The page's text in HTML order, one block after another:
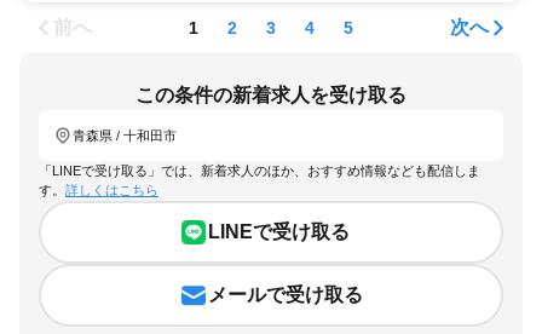
前へ 1 2 3 4 5 次へ
この条件の新着求人を受け取る
青森県 / 十和田市
「LINEで受け取る」では、新着求人のほか、おすすめ情報なども配信しま
す。 詳しくはこちら
LINEで受け取る
メールで受け取る